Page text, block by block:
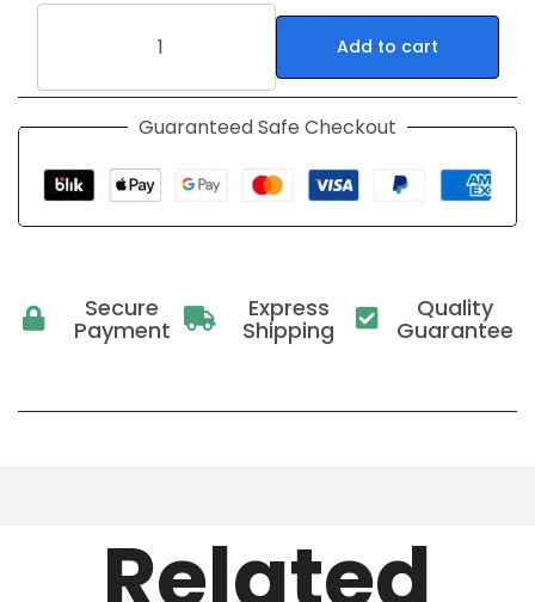
Add to cart
Guaranteed Safe Checkout
Secure
Payment
Express
Shipping
Quality
Guarantee
Related